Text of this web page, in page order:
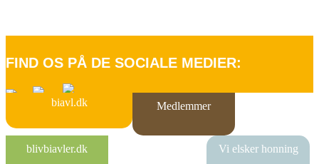
FIND OS PÅ DE SOCIALE MEDIER:
biavl.dk Medlemmer
blivbiavler.dk Vi elsker honning
FORSIDE